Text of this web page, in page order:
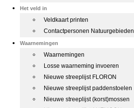
Het veld in
Veldkaart printen
Contactpersonen Natuurgebieden
Waarnemingen
Waarnemingen
Losse waarneming invoeren
Nieuwe streeplijst FLORON
Nieuwe streeplijst paddenstoelen
Nieuwe streeplijst (korst)mossen